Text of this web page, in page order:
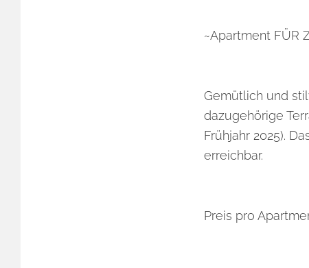
~Apartment FÜR
Gemütlich und
dazugehörige
Frühjahr 2025).
erreichbar.
Preis pro